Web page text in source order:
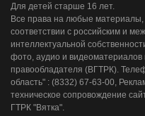
Для детей старше 16 лет.
Все права на любые
соответствии с российским и
интеллектуальной
фото, аудио и видеоматериалов
правообладателя (ВГТРК).
область" : (8332) 67-63-00,
техническое сопровождение
ГТРК "Вятка".